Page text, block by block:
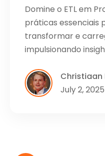
Domine o ETL em
práticas essenciais
transformar e
impulsionando
Christiaan
July 2,